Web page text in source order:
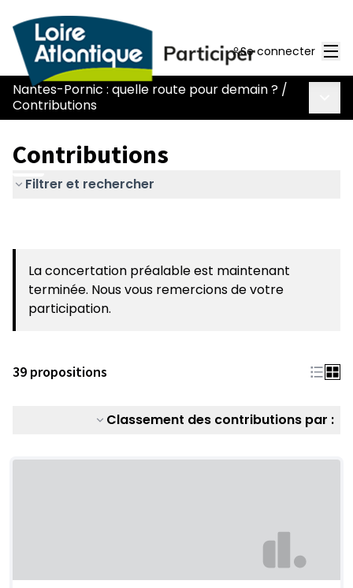
Se connecter
Nantes-Pornic : quelle route pour demain ? /
Contributions
Contributions
Filtrer et rechercher
La concertation préalable est maintenant
terminée. Nous vous remercions de votre
participation.
39 propositions
Classement des contributions par :